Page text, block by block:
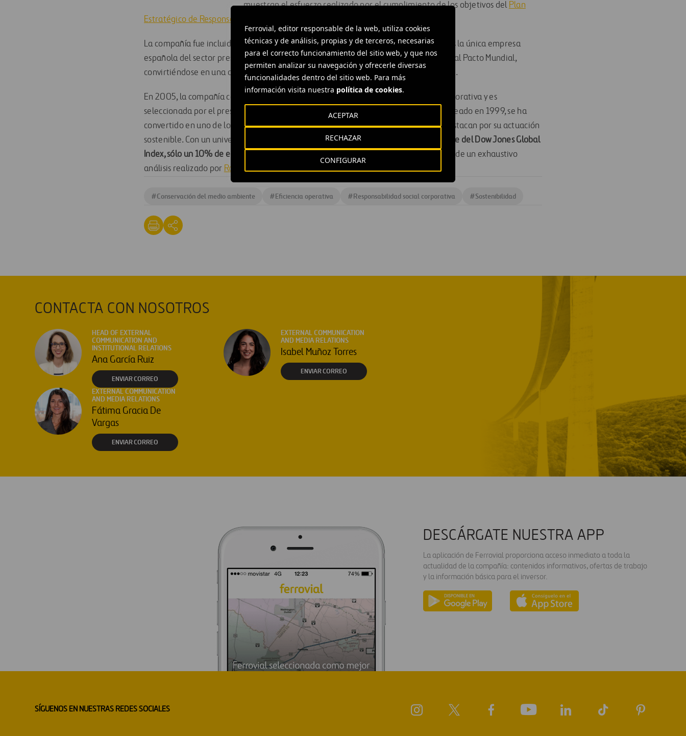
Ferrovial, editor responsable de la web, utiliza cookies
técnicas y de análisis, propias y de terceros, necesarias
para el correcto funcionamiento del sitio web, y que nos
permiten analizar su navegación y ofrecerle diversas
funcionalidades dentro del sitio web. Para más
información visita nuestra política de cookies.
CONFIGURAR
RECHAZAR
ACEPTAR
muestran el esfuerzo realizado por el cumplimiento de los objetivos del Plan
Estratégico de Responsabilidad Corporativa
La compañía fue incluida en el DJSI por primera vez en el año 2002, siendo entonces la única empresa
española del sector presente en el citado índice. Ese mismo año, Ferrovial se adhirió al Pacto Mundial,
convirtiéndose en una de las empresas españolas pioneras en suscribir esta iniciativa.
En 2005, la compañía continúa desarrollando su estrategia de Responsabilidad Corporativa y es
seleccionada por el prestigioso índice
.Dow Jones Sustainability Index
, creado en 1999, se ha
convertido en uno de los principales referentes mundiales para las empresas que destacan por su actuación
sostenible. Con un universo de aproximadamente2.500 compañías que forman parte del Dow Jones Global
Index, sólo un 10% de ellas forman parte de Dow Jones Sustainability Index
, después de un exhaustivo
análisis realizado por RobecoSAM.
#Conservación del medio ambiente #Eficiencia operativa #Responsabilidad social corporativa #Sostenibilidad
CONTACTA CON NOSOTROS
HEAD OF EXTERNAL
COMMUNICATION AND
INSTITUTIONAL RELATIONS
Ana García Ruiz
ENVIAR CORREO
EXTERNAL COMMUNICATION
AND MEDIA RELATIONS
Isabel Muñoz Torres
ENVIAR CORREO
EXTERNAL COMMUNICATION
AND MEDIA RELATIONS
Fátima Gracia De
Vargas
ENVIAR CORREO
DESCÁRGATE NUESTRA APP
La aplicación de Ferrovial proporciona acceso inmediato a toda la
actualidad de la compañía: contenidos informativos, ofertas de trabajo
y la información básica para el inversor.
SÍGUENOS EN NUESTRAS REDES SOCIALES